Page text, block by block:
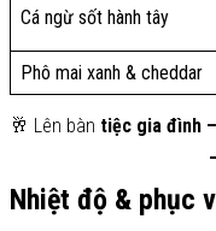
Cá ngừ sốt hành tây
Phô mai xanh & cheddar
🥂 Lên bàn tiệc gia đình
Nhiệt độ & phục